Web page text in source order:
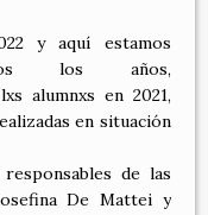
y aquí estamos
los años,
alumnxs en 2021,
en situación
de las
De Mattei y